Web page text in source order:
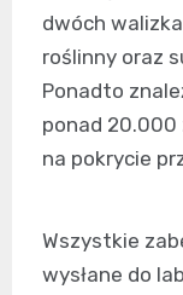
dwóch
roślinny oraz
Ponadto
ponad 20.000
na pokrycie
Wszystkie
wysłane do